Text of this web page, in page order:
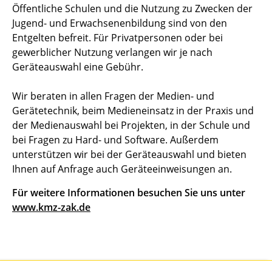
Öffentliche Schulen und die Nutzung zu Zwecken der
Jugend- und Erwachsenenbildung sind von den
Entgelten befreit. Für Privatpersonen oder bei
gewerblicher Nutzung verlangen wir je nach
Geräteauswahl eine Gebühr.
Wir beraten in allen Fragen der Medien- und
Gerätetechnik, beim Medieneinsatz in der Praxis und
der Medienauswahl bei Projekten, in der Schule und
bei Fragen zu Hard- und Software. Außerdem
unterstützen wir bei der Geräteauswahl und bieten
Ihnen auf Anfrage auch Geräteeinweisungen an.
Für weitere Informationen besuchen Sie uns unter
www.kmz-zak.de